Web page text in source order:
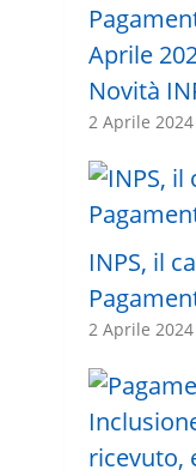
Aprile
Novità
2 Aprile 2024
INPS, il
2 Aprile 2024